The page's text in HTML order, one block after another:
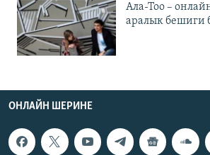
Ала-Тоо –
аралык бешиги
ОНЛАЙН ШЕРИНЕ